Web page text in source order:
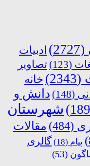
(2727)
ادبیات
(123)
تصاویر
(2343)
خانه
(148)
دانش و
شهرستان
(484)
مقالات
پیام (18)
گالری
(53)